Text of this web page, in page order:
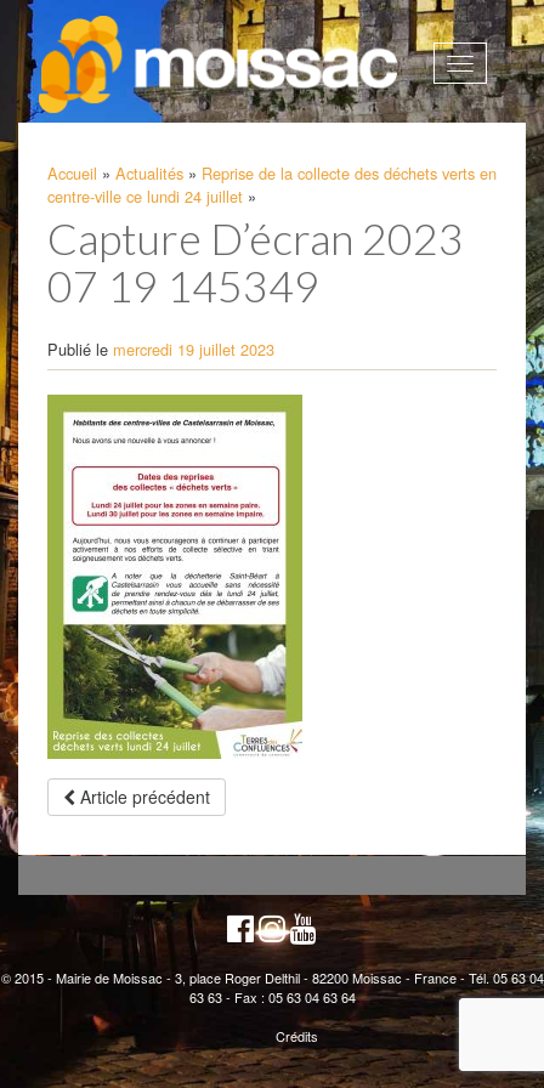
Afficher
la
Accueil » Actualités » Reprise de la collecte des déchets verts en
centre-ville ce lundi 24 juillet »
Capture D’écran 2023
07 19 145349
Publié le mercredi 19 juillet 2023
Article précédent
© 2015 - Mairie de Moissac - 3, place Roger Delthil - 82200 Moissac - France - Tél. 05 63 04
63 63 - Fax : 05 63 04 63 64
Crédits